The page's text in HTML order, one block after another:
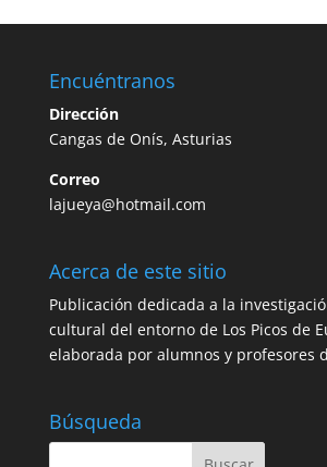
Encuéntranos
Dirección
Cangas de Onís, Asturias
Correo
lajueya@hotmail.com
Acerca de este sitio
Publicación dedicada a la
cultural del entorno de Los Picos de
elaborada por alumnos y profesores
Búsqueda